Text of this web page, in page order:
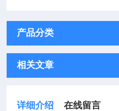
产品分类
相关文章
详细介绍 在线留言